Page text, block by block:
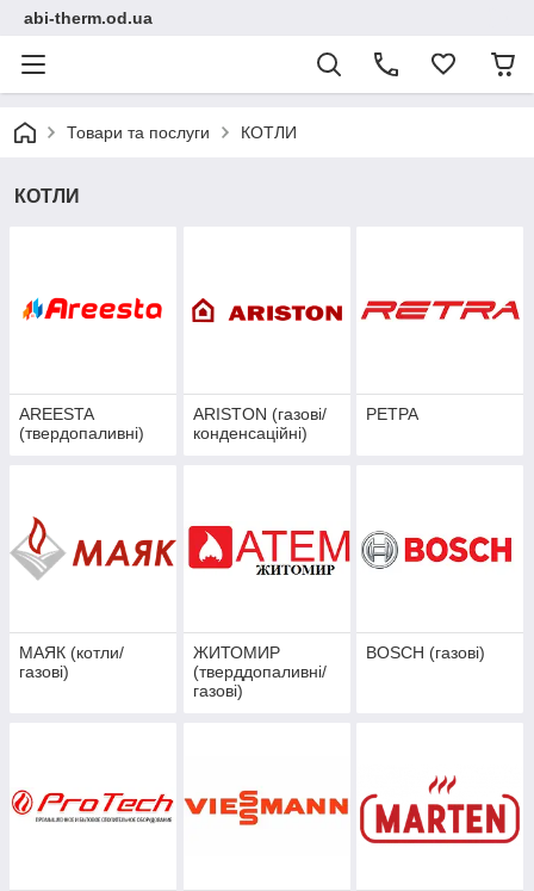
abi-therm.od.ua
Товари та послуги КОТЛИ
КОТЛИ
AREESTA
(твердопаливні)
ARISTON (газові/
конденсаційні)
РЕТРА
МАЯК (котли/
газові)
ЖИТОМИР
(тверддопаливні/
газові)
BOSCH (газові)